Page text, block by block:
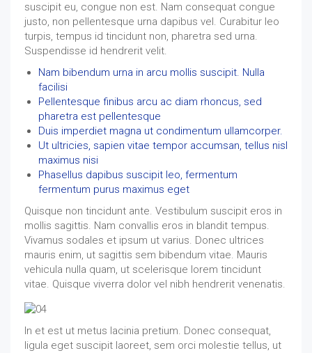
suscipit eu, congue non est. Nam consequat congue
justo, non pellentesque urna dapibus vel. Curabitur leo
turpis, tempus id tincidunt non, pharetra sed urna.
Suspendisse id hendrerit velit.
Nam bibendum urna in arcu mollis suscipit. Nulla
facilisi
Pellentesque finibus arcu ac diam rhoncus, sed
pharetra est pellentesque
Duis imperdiet magna ut condimentum ullamcorper.
Ut ultricies, sapien vitae tempor accumsan, tellus nisl
maximus nisi
Phasellus dapibus suscipit leo, fermentum
fermentum purus maximus eget
Quisque non tincidunt ante. Vestibulum suscipit eros in
mollis sagittis. Nam convallis eros in blandit tempus.
Vivamus sodales et ipsum ut varius. Donec ultrices
mauris enim, ut sagittis sem bibendum vitae. Mauris
vehicula nulla quam, ut scelerisque lorem tincidunt
vitae. Quisque viverra dolor vel nibh hendrerit venenatis.
In et est ut metus lacinia pretium. Donec consequat,
ligula eget suscipit laoreet, sem orci molestie tellus, ut